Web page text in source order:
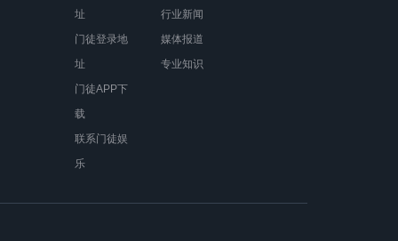
址
门徒登录地
址
门徒APP下
载
联系门徒娱
乐
行业新闻
媒体报道
专业知识